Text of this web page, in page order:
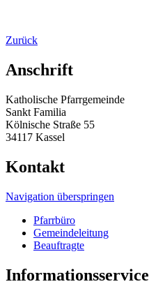
Zurück
Anschrift
Katholische Pfarrgemeinde
Sankt Familia
Kölnische Straße 55
34117 Kassel
Kontakt
Navigation überspringen
Pfarrbüro
Gemeindeleitung
Beauftragte
Informationsservice